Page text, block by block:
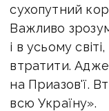
сухопутний
Важливо
і в усьому
втратити.
на Приазов'ї.
всю Україну».